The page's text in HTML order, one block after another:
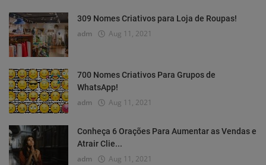
309 Nomes Criativos para Loja de Roupas!
adm Aug 11, 2021
700 Nomes Criativos Para Grupos de
WhatsApp!
adm Aug 11, 2021
Conheça 6 Orações Para Aumentar as Vendas e
Atrair Clie...
adm Aug 11, 2021